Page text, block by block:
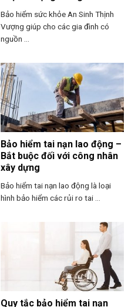
Bảo hiểm sức khỏe An Sinh Thịnh
Vượng giúp cho các gia đình có
nguồn ...
Bảo hiểm tai nạn lao động –
Bắt buộc đối với công nhân
xây dựng
Bảo hiểm tai nạn lao động là loại
hình bảo hiểm các rủi ro tai ...
Quy tắc bảo hiểm tai nạn